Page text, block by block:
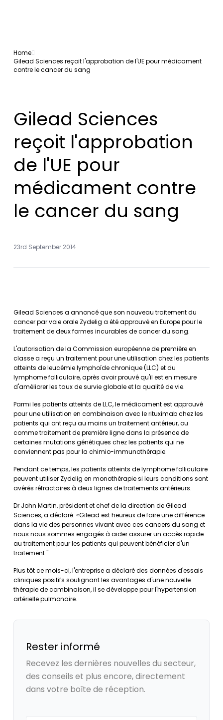
Home
Gilead Sciences reçoit l'approbation de l'UE pour médicament
contre le cancer du sang
Gilead Sciences
reçoit l'approbation
de l'UE pour
médicament contre
le cancer du sang
23rd September 2014
Gilead Sciences a annoncé que son nouveau traitement du
cancer par voie orale Zydelig a été approuvé en Europe pour le
traitement de deux formes incurables de cancer du sang.
L'autorisation de la Commission européenne de première en
classe a reçu un traitement pour une utilisation chez les patients
atteints de leucémie lymphoïde chronique (LLC) et du
lymphome folliculaire, après avoir prouvé qu'il est en mesure
d'améliorer les taux de survie globale et la qualité de vie.
Parmi les patients atteints de LLC, le médicament est approuvé
pour une utilisation en combinaison avec le rituximab chez les
patients qui ont reçu au moins un traitement antérieur, ou
comme traitement de première ligne dans la présence de
certaines mutations génétiques chez les patients qui ne
conviennent pas pour la chimio-immunothérapie.
Pendant ce temps, les patients atteints de lymphome folliculaire
peuvent utiliser Zydelig en monothérapie si leurs conditions sont
avérés réfractaires à deux lignes de traitements antérieurs.
Dr John Martin, président et chef de la direction de Gilead
Sciences, a déclaré: «Gilead est heureux de faire une différence
dans la vie des personnes vivant avec ces cancers du sang et
nous nous sommes engagés à aider assurer un accès rapide
au traitement pour les patients qui peuvent bénéficier d'un
traitement ".
Plus tôt ce mois-ci, l'entreprise a déclaré des données d'essais
cliniques positifs soulignant les avantages d'une nouvelle
thérapie de combinaison, il se développe pour l'hypertension
artérielle pulmonaire.
Rester informé
Recevez les dernières nouvelles du secteur,
des conseils et plus encore, directement
dans votre boîte de réception.